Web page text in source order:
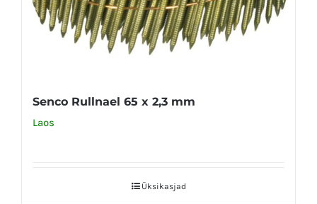
Senco Rullnael 65 x 2,3 mm
Laos
Üksikasjad